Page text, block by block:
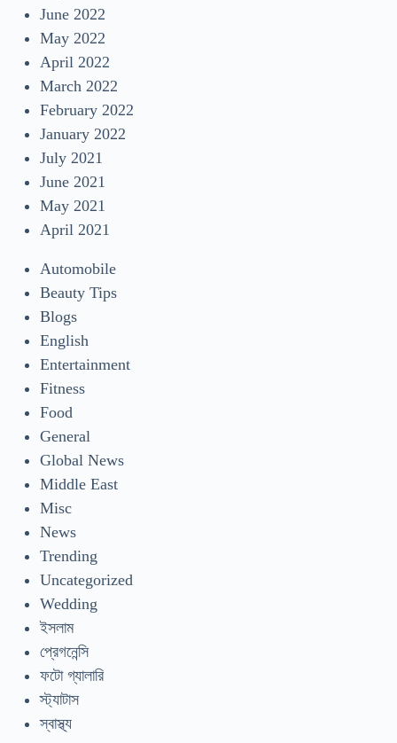
June 2022
May 2022
April 2022
March 2022
February 2022
January 2022
July 2021
June 2021
May 2021
April 2021
Automobile
Beauty Tips
Blogs
English
Entertainment
Fitness
Food
General
Global News
Middle East
Misc
News
Trending
Uncategorized
Wedding
ইসলাম
প্রেগনেন্সি
ফটো গ্যালারি
স্ট্যাটাস
স্বাস্থ্য